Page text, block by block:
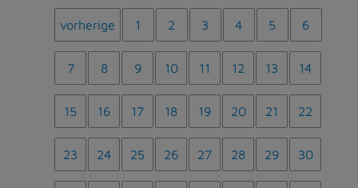
vorherige 1 2 3 4 5 6
7 8 9 10 11 12 13 14
15 16 17 18 19 20 21 22
23 24 25 26 27 28 29 30